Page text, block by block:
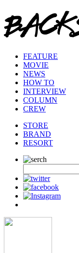
FEATURE
MOVIE
NEWS
HOW TO
INTERVIEW
COLUMN
CREW
STORE
BRAND
RESORT